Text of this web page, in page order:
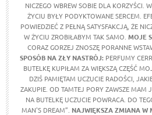
NICZEGO WBREW SOBIE DLA KORZYŚCI.
ŻYCIU BYŁY PODYKTOWANE SERCEM.
POWIEDZIEĆ Z PEŁNĄ SATYSFAKCJĄ, ŻE
W ŻYCIU ZROBIŁABYM TAK SAMO. MOJE
CORAZ GORZEJ ZNOSZĘ PORANNE
SPOSÓB NA ZŁY NASTRÓJ: PERFUMY
BUTELKĘ KUPIŁAM ZA WIĘKSZĄ CZĘŚĆ
DZIŚ PAMIĘTAM UCZUCIE RADOŚCI,
ZAKUPIE. OD TAMTEJ PORY ZAWSZE MAM
NA BUTELKĘ UCZUCIE POWRACA. DO
MAN'S DREAM”. NAJWIĘKSZA ZMIANA W